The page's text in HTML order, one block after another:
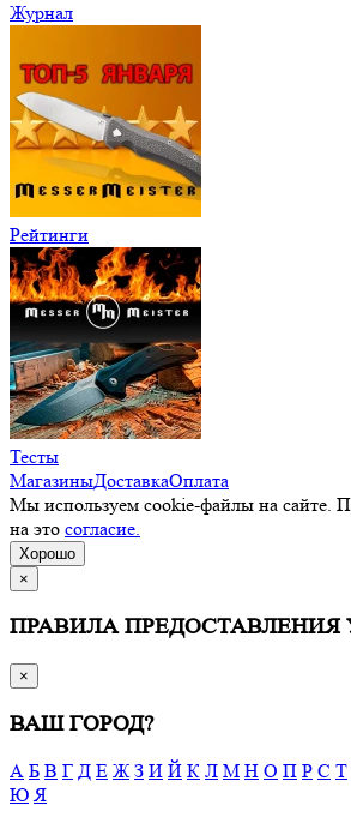
Журнал
Рейтинги
Тесты
МагазиныДоставкаОплата
Мы используем cookie-файлы на сайте.
на это согласие.
Хорошо
×
ПРАВИЛА ПРЕДОСТАВЛЕНИЯ
×
ВАШ ГОРОД?
А Б В Г Д Е Ж З И Й К Л М Н О П Р С Т
Ю Я